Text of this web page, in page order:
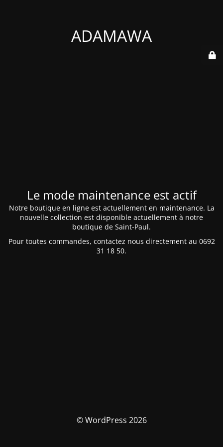
ADAMAWA
Le mode maintenance est actif
Notre boutique en ligne est actuellement en maintenance. La
nouvelle collection est disponible actuellement à notre
boutique de Saint-Paul.
Pour toutes commandes, contactez nous directement au 0692
31 18 50.
© WordPress 2026